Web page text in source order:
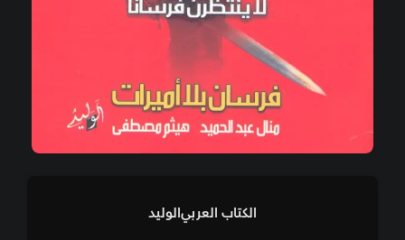
الكتاب العربيالوليد